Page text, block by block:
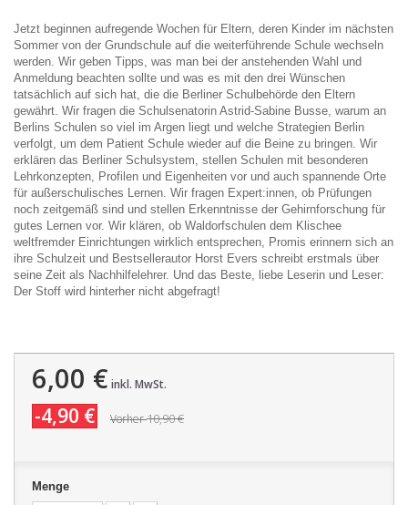
Jetzt beginnen aufregende Wochen für Eltern, deren Kinder im nächsten
Sommer von der Grundschule auf die weiterführende Schule wechseln
werden. Wir geben Tipps, was man bei der anstehenden Wahl und
Anmeldung beachten sollte und was es mit den drei Wünschen
tatsächlich auf sich hat, die die Berliner Schulbehörde den Eltern
gewährt. Wir fragen die Schulsenatorin Astrid-Sabine Busse, warum an
Berlins Schulen so viel im Argen liegt und welche Strategien Berlin
verfolgt, um dem Patient Schule wieder auf die Beine zu bringen. Wir
erklären das Berliner Schulsystem, stellen Schulen mit besonderen
Lehrkonzepten, Profilen und Eigenheiten vor und auch spannende Orte
für außerschulisches Lernen. Wir fragen Expert:innen, ob Prüfungen
noch zeitgemäß sind und stellen Erkenntnisse der Gehirnforschung für
gutes Lernen vor. Wir klären, ob Waldorfschulen dem Klischee
weltfremder Einrichtungen wirklich entsprechen, Promis erinnern sich an
ihre Schulzeit und Bestsellerautor Horst Evers schreibt erstmals über
seine Zeit als Nachhilfelehrer. Und das Beste, liebe Leserin und Leser:
Der Stoff wird hinterher nicht abgefragt!
6,00 € inkl. MwSt.
-4,90 € Vorher10,90 €
Menge